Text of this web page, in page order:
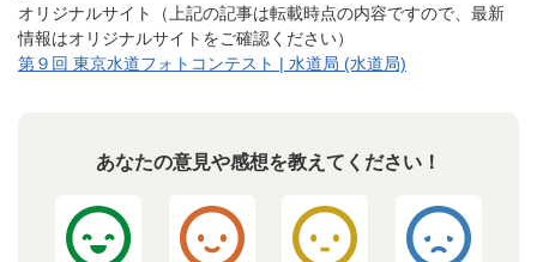
オリジナルサイト（上記の記事は転載時点の内容ですので、最新
情報はオリジナルサイトをご確認ください）
第９回 東京水道フォトコンテスト | 水道局 (水道局)
あなたの意見や感想を教えてください！